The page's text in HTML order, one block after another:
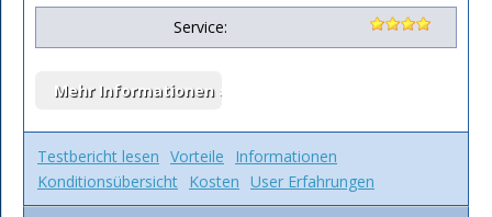
Service:
Testbericht lesen Vorteile
Informationen
Konditionsübersicht Kosten User Erfahrungen